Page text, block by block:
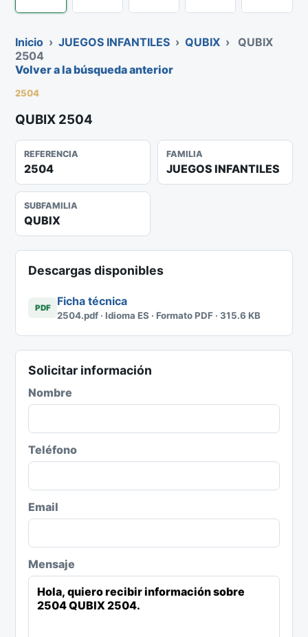
Inicio › JUEGOS INFANTILES › QUBIX ›
QUBIX
2504
Volver a la búsqueda anterior
2504
QUBIX 2504
REFERENCIA
2504
FAMILIA
JUEGOS INFANTILES
SUBFAMILIA
QUBIX
Descargas disponibles
PDF Ficha técnica
2504.pdf · Idioma ES · Formato PDF · 315.6 KB
Solicitar información
Nombre
Teléfono
Email
Mensaje